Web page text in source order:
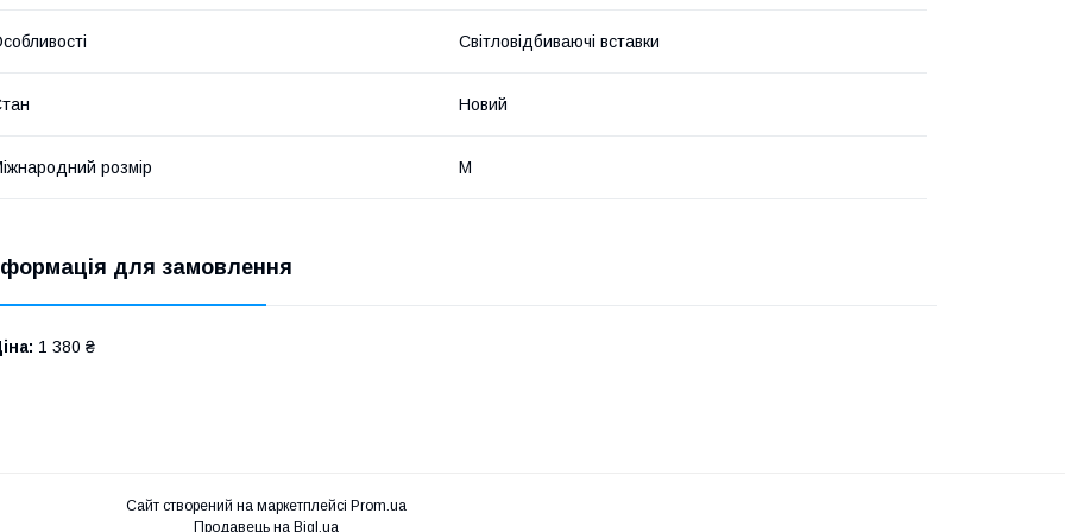
Світловідбиваючі вставки
Новий
розмір M
для замовлення
1 380 ₴
Сайт створений на маркетплейсі Prom.ua
Продавець на Bigl.ua